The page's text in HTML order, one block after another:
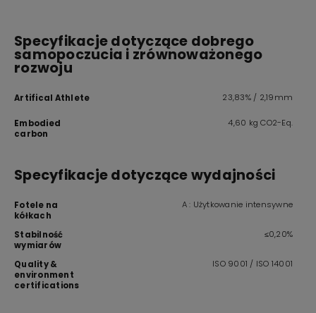
Specyfikacje dotyczące dobrego
samopoczucia i zrównoważonego
rozwoju
Artifical Athlete 23,83% / 2,19mm
Embodied
carbon
4,60 kg CO2-Eq.
Specyfikacje dotyczące wydajności
Fotele na
kółkach
A : Użytkowanie intensywne
Stabilność
wymiarów
≤0,20%
Quality &
environment
certifications
ISO 9001 / ISO 14001